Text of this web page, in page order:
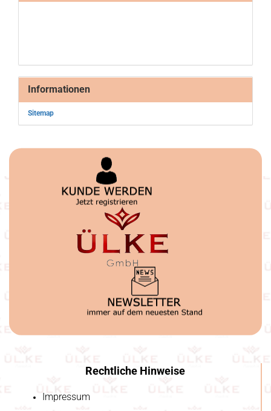
Informationen
Sitemap
Rechtliche Hinweise
Impressum